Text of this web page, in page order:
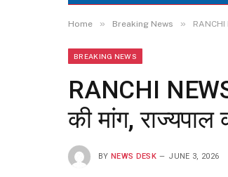
Home » Breaking News » RANCHI
BREAKING NEWS
RANCHI
की मांग, राज्यपाल
BY NEWS DESK JUNE 3, 2026